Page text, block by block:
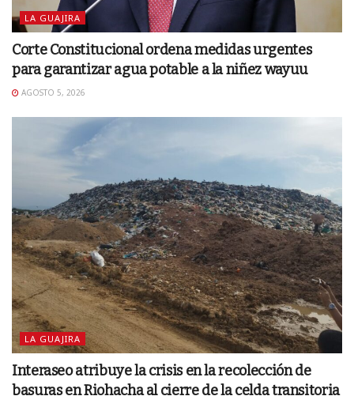
LA GUAJIRA
Corte Constitucional ordena medidas urgentes
para garantizar agua potable a la niñez wayuu
AGOSTO 5, 2026
LA GUAJIRA
Interaseo atribuye la crisis en la recolección de
basuras en Riohacha al cierre de la celda transitoria